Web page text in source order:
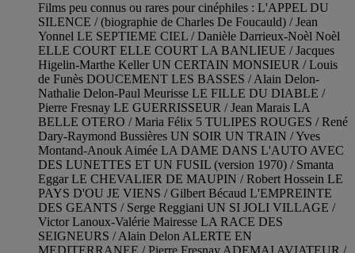
Films peu connus ou rares pour cinéphiles : L'APPEL DU
SILENCE / (biographie de Charles De Foucauld) / Jean
Yonnel LE SEPTIEME CIEL / Danièle Darrieux-Noèl Noèl
ELLE COURT ELLE COURT LA BANLIEUE / Jacques
Higelin-Marthe Keller UN CERTAIN MONSIEUR / Louis
de Funès DOUCEMENT LES BASSES / Alain Delon-
Nathalie Delon-Paul Meurisse LE FILLE DU DIABLE /
Pierre Fresnay LE GUERRISSEUR / Jean Marais LA
BELLE OTERO / Maria Félix 5 TULIPES ROUGES / René
Dary-Raymond Bussières UN SOIR UN TRAIN / Yves
Montand-Anouk Aimée LA DAME DANS L'AUTO AVEC
DES LUNETTES ET UN FUSIL (version 1970) / Smanta
Eggar LE CHEVALIER DE MAUPIN / Robert Hossein LE
PAYS D'OU JE VIENS / Gilbert Bécaud L'EMPREINTE
DES GEANTS / Serge Reggiani UN SI JOLI VILLAGE /
Victor Lanoux-Valérie Mairesse LA RACE DES
SEIGNEURS / Alain Delon ALERTE EN